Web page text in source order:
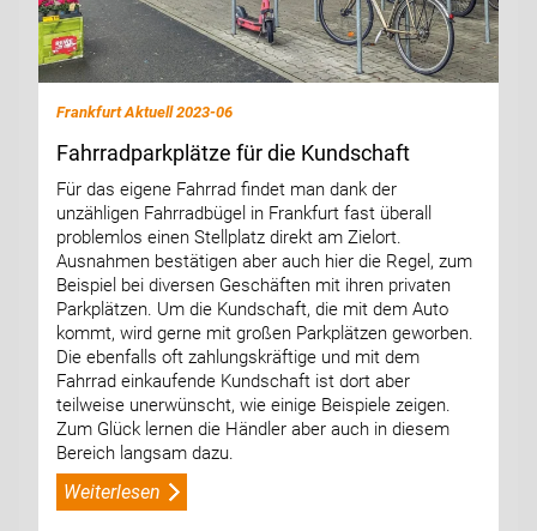
Frankfurt Aktuell 2023-06
Fahrradparkplätze für die Kundschaft
Für das eigene Fahrrad findet man dank der
unzähligen Fahrradbügel in Frankfurt fast überall
problemlos einen Stellplatz direkt am Zielort.
Ausnahmen bestätigen aber auch hier die Regel, zum
Beispiel bei diversen Geschäften mit ihren privaten
Parkplätzen. Um die Kundschaft, die mit dem Auto
kommt, wird gerne mit großen Parkplätzen geworben.
Die ebenfalls oft zahlungskräftige und mit dem
Fahrrad einkaufende Kundschaft ist dort aber
teilweise unerwünscht, wie einige Beispiele zeigen.
Zum Glück lernen die Händler aber auch in diesem
Bereich langsam dazu.
Weiterlesen